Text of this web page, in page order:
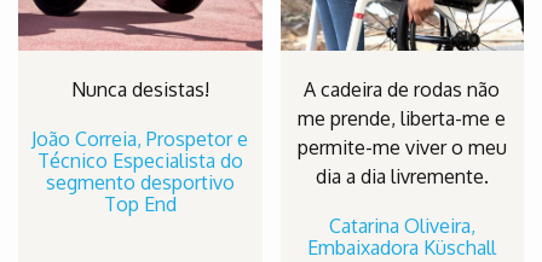
Nunca desistas!
João Correia, Prospetor e
Técnico Especialista do
segmento desportivo
Top End
A cadeira de rodas não
me prende, liberta-me e
permite-me viver o meu
dia a dia livremente.
Catarina Oliveira,
Embaixadora Küschall